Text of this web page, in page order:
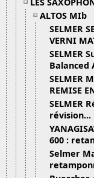
ALTOS MIb
SELMER
VERNI
SELMER
Balanced
SELMER
REMISE
SELMER
révision...
600 :
Selmer